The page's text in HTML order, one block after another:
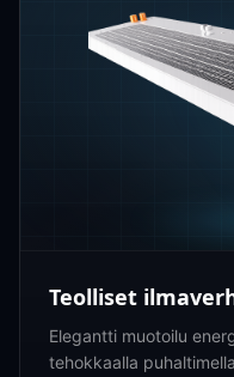
Teolliset
Elegantti muotoilu
tehokkaalla